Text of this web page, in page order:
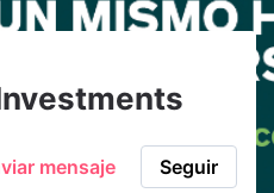
imagen Comentar
mensaje Seguir